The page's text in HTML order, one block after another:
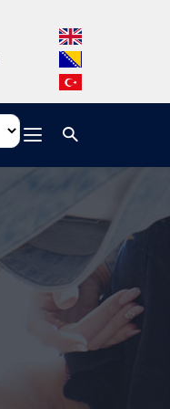
Opening Hours
Mon-Fri:
17:00